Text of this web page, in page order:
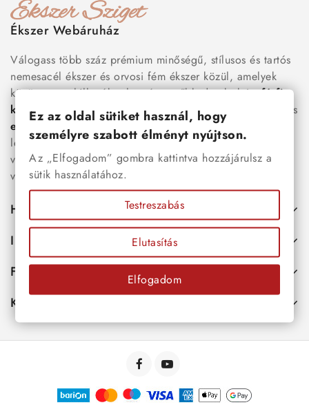
Ékszer Webáruház
Válogass több száz prémium minőségű, stílusos és tartós
nemesacél ékszer és orvosi fém ékszer közül, amelyek
között megtalálhatók a legnépszerűbb darabok is:férfi
karkötők
, női nyakláncok , karikagyűrűk
és
esküvői kiegészítőkegyaránt. Webáruházunkban a
legújabb trendeket követő, mégis időtálló ékszerek közül
választhatsz – legyen szó ajándékról, mindennapi
viseletről vagy különleges alkalmakról.
Hasznos
Információk
Fiókod
Kapcsolat
Ez az oldal sütiket használ, hogy
személyre szabott élményt nyújtson.
Az „Elfogadom” gombra kattintva hozzájárulsz a
sütik használatához.
Testreszabás
Elutasítás
Elfogadom